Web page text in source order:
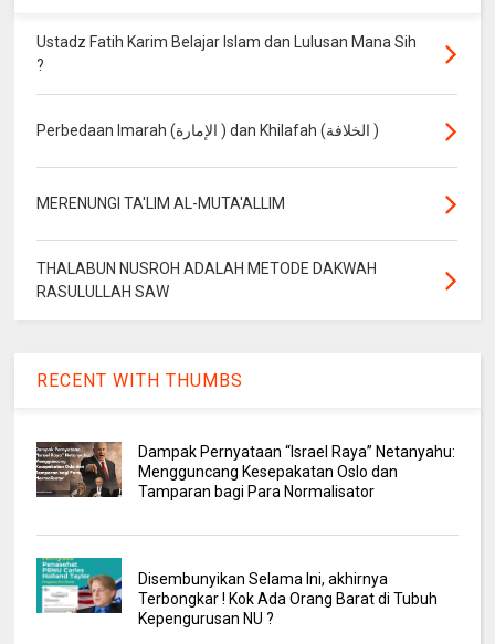
Ustadz Fatih Karim Belajar Islam dan Lulusan Mana Sih
?
Perbedaan Imarah (الإمارة ) dan Khilafah (الخلافة )
MERENUNGI TA'LIM AL-MUTA'ALLIM
THALABUN NUSROH ADALAH METODE DAKWAH
RASULULLAH SAW
RECENT WITH THUMBS
Dampak Pernyataan “Israel Raya” Netanyahu:
Mengguncang Kesepakatan Oslo dan
Tamparan bagi Para Normalisator
Disembunyikan Selama Ini, akhirnya
Terbongkar ! Kok Ada Orang Barat di Tubuh
Kepengurusan NU ?